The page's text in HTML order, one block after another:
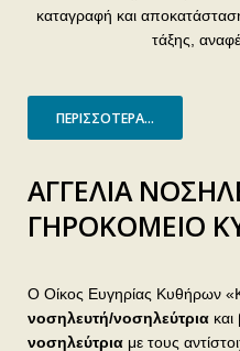
καταγραφή και
τάξης,
ΠΕΡΙΣΣΌΤΕΡΑ...
ΑΓΓΕΛΙΑ
ΓΗΡΟΚΟΜΕΙΟ
Ο Οίκος Ευγηρίας Κυθήρων
νοσηλευτή/νοσηλεύτρια και
νοσηλεύτρια με τους